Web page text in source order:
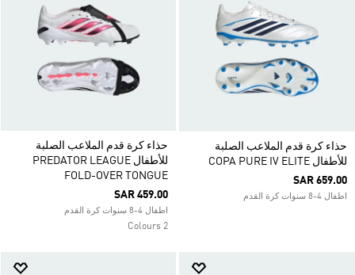
حذاء كرة قدم الملاعب الصلبة
للأطفال COPA PURE IV ELITE
SAR 659.00
اطفال 4-8 سنوات كرة القدم
حذاء كرة قدم الملاعب الصلبة
للأطفال PREDATOR LEAGUE
FOLD-OVER TONGUE
SAR 459.00
اطفال 4-8 سنوات كرة القدم
2 Colours